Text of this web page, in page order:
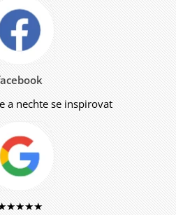
a nechte se inspirovat